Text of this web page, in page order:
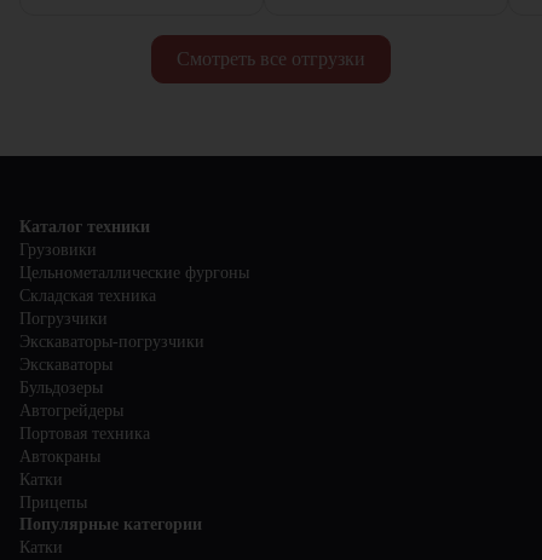
Смотреть все отгрузки
Каталог техники
Грузовики
Цельнометаллические фургоны
Складская техника
Погрузчики
Экскаваторы-погрузчики
Экскаваторы
Бульдозеры
Автогрейдеры
Портовая техника
Автокраны
Катки
Прицепы
Популярные категории
Катки